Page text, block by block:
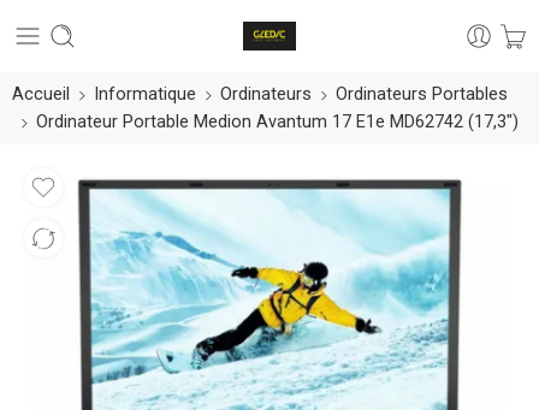
Accueil Informatique Ordinateurs
Ordinateurs Portables
Ordinateur Portable Medion Avantum 17 E1e MD62742 (17,3″)